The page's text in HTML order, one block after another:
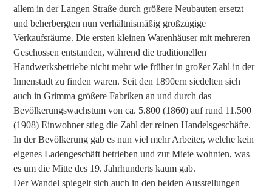
allem in der Langen Straße durch größere Neubauten ersetzt
und beherbergten nun verhältnismäßig großzügige
Verkaufsräume. Die ersten kleinen Warenhäuser mit mehreren
Geschossen entstanden, während die traditionellen
Handwerksbetriebe nicht mehr wie früher in großer Zahl in der
Innenstadt zu finden waren. Seit den 1890ern siedelten sich
auch in Grimma größere Fabriken an und durch das
Bevölkerungswachstum von ca. 5.800 (1860) auf rund 11.500
(1908) Einwohner stieg die Zahl der reinen Handelsgeschäfte.
In der Bevölkerung gab es nun viel mehr Arbeiter, welche kein
eigenes Ladengeschäft betrieben und zur Miete wohnten, was
es um die Mitte des 19. Jahrhunderts kaum gab.
Der Wandel spiegelt sich auch in den beiden Ausstellungen